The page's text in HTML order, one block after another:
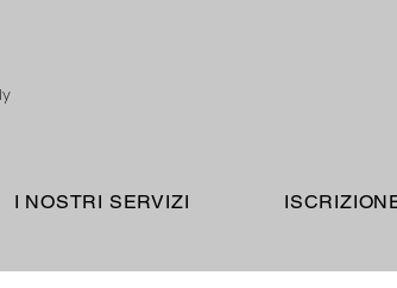
I NOSTRI SERVIZI